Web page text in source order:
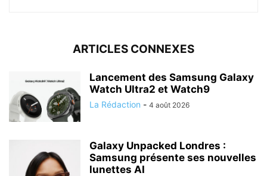
ARTICLES CONNEXES
Lancement des Samsung Galaxy
Watch Ultra2 et Watch9
La Rédaction - 4 août 2026
Galaxy Unpacked Londres :
Samsung présente ses nouvelles
lunettes AI